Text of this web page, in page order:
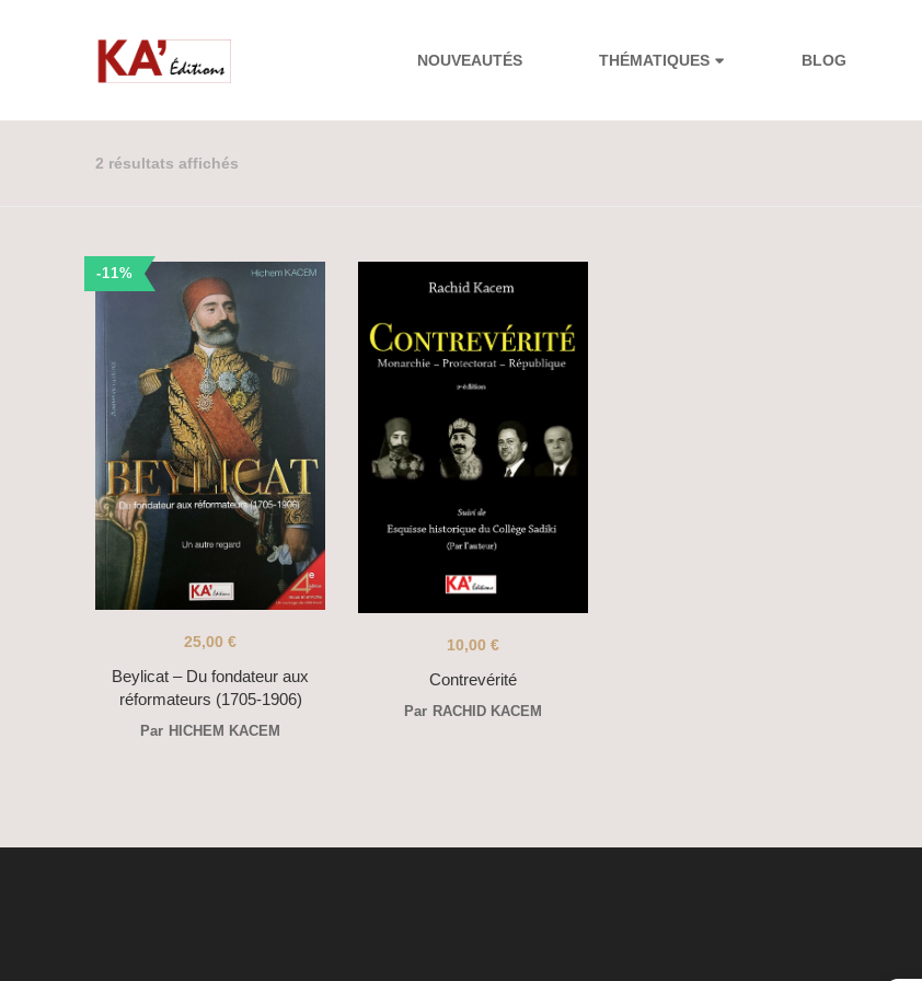
NOUVEAUTÉS THÉMATIQUES BLOG
2 résultats affichés
-11%
Beylicat – Du fondateur aux
réformateurs (1705-1906)
25,00 €
Par HICHEM KACEM
Contrevérité
10,00 €
Par RACHID KACEM